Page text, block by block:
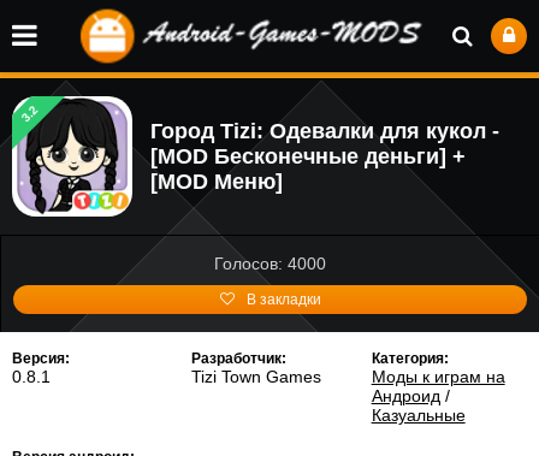
3.2
Город Tizi: Одевалки для кукол -
[MOD Бесконечные деньги] +
[MOD Меню]
Голосов: 4000
В закладки
Версия:
0.8.1
Разработчик:
Tizi Town Games
Категория:
Моды к играм на
Андроид /
Казуальные